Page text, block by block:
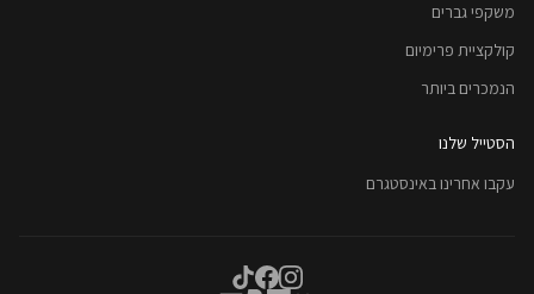
משקפי גברים
קולקציית פרימיום
הנמכרים ביותר
הסטייל שלנו
עקבו אחרינו באינסטגרם